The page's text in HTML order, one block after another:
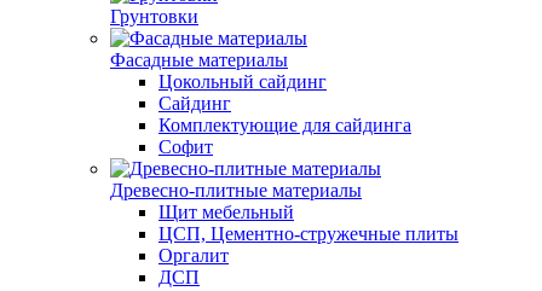
Грунтовки
Фасадные материалы
Цокольный сайдинг
Сайдинг
Комплектующие для сайдинга
Софит
Древесно-плитные материалы
Щит мебельный
ЦСП, Цементно-стружечные плиты
Оргалит
ДСП